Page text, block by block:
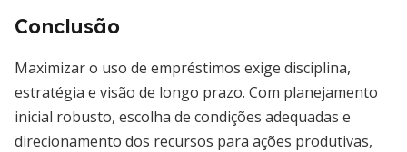
Conclusão
Maximizar o uso de empréstimos exige disciplina,
estratégia e visão de longo prazo. Com planejamento
inicial robusto, escolha de condições adequadas e
direcionamento dos recursos para ações produtivas,